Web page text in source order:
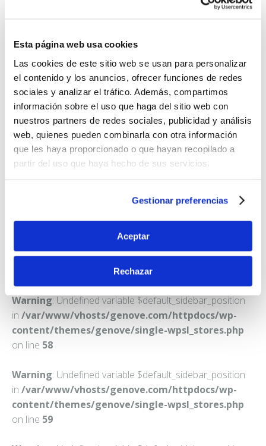
Esta página web usa cookies
Las cookies de este sitio web se usan para personalizar
el contenido y los anuncios, ofrecer funciones de redes
sociales y analizar el tráfico. Además, compartimos
información sobre el uso que haga del sitio web con
nuestros partners de redes sociales, publicidad y análisis
web, quienes pueden combinarla con otra información
que les haya proporcionado o que hayan recopilado a
partir del uso que haya hecho de sus servicios.
Gestionar preferencias
Aceptar
Rechazar
FARMACIA OMEDES MASGRAU, JORDI
C. MERCADAL, 16
Warning: Undefined variable $default_sidebar_position
in /var/www/vhosts/genove.com/httpdocs/wp-
content/themes/genove/single-wpsl_stores.php
on line 58
Warning: Undefined variable $default_sidebar_position
in /var/www/vhosts/genove.com/httpdocs/wp-
content/themes/genove/single-wpsl_stores.php
on line 59